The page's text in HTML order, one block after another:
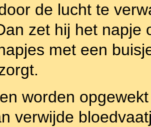
de lucht te
zet hij het napje
met een
worden
verwijde